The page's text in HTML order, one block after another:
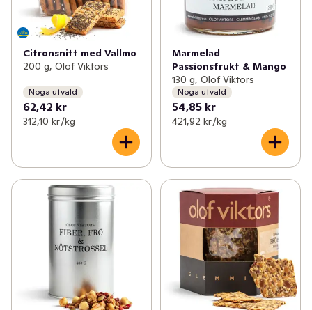
✓ Väddö gårdsmejeri (9)
✓ Värmdö bryggeri
✓ Sövde musteri (5)
✓ Roslagsmjölk
(8)
✓
Erssons (16)
Per i Viken (12)
Englamust (4)
Roots of Malmö
Citronsnitt med Vallmo
200 g, Olof Viktors
Noga utvald
62,42 kr
312,10 kr /kg
Marmelad
Passionsfrukt & Mango
130 g, Olof Viktors
Noga utvald
54,85 kr
421,92 kr /kg